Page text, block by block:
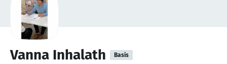
Vanna Inhalath Basis